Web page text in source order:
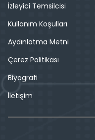
İzleyici Temsilcisi
Kullanım Koşulları
Aydınlatma Metni
Çerez Politikası
Biyografi
İletişim